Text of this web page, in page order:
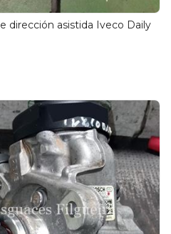
dirección asistida Iveco Daily